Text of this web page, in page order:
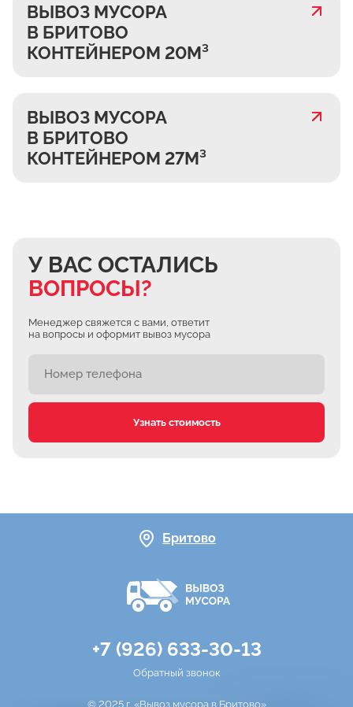
ВЫВОЗ МУСОРА
В БРИТОВО
КОНТЕЙНЕРОМ 20М³
ВЫВОЗ МУСОРА
В БРИТОВО
КОНТЕЙНЕРОМ 27М³
У ВАС ОСТАЛИСЬ
ВОПРОСЫ?
Менеджер свяжется с вами, ответит
на вопросы и оформит вывоз мусора
Узнать стоимость
Бритово
+7 (926) 633-30-13
Обратный звонок
© 2025 г. «Вывоз мусора в Бритово»